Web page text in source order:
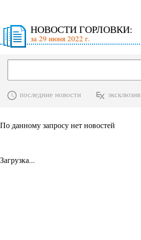
НОВОСТИ ГОРЛОВКИ:
за 29 июня 2022 г.
последние новости эксклюзив
По данному запросу нет новостей
Загрузка...